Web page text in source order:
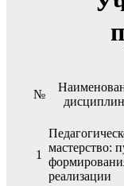
№
1
мастерство:
реализации